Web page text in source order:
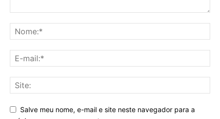
Salve meu nome, e-mail e site neste navegador para a